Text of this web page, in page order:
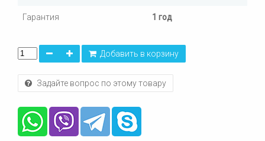
Гарантия 1 год
Добавить в корзину
Задайте вопрос по этому товару